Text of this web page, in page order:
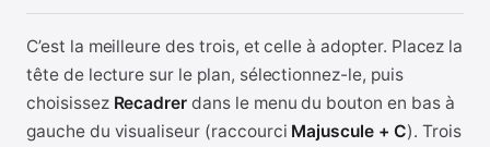
C’est la meilleure des trois, et celle à adopter. Placez la
tête de lecture sur le plan, sélectionnez-le, puis
choisissez Recadrer dans le menu du bouton en bas à
gauche du visualiseur (raccourci Majuscule + C). Trois